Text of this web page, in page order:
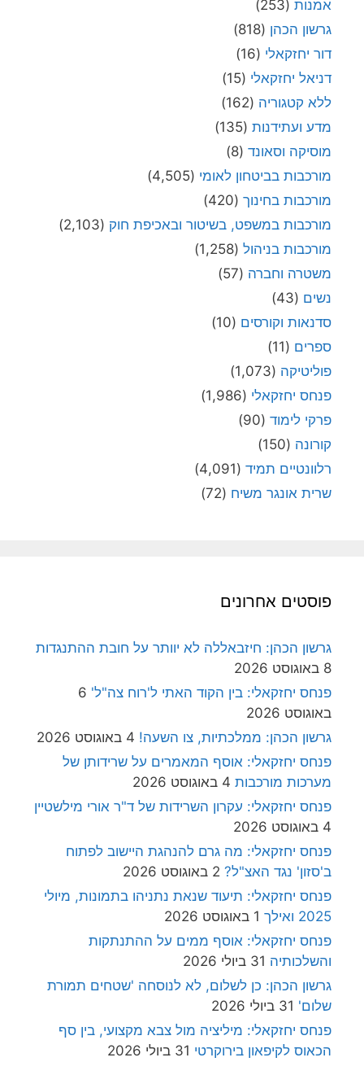
אמנות (253)
גרשון הכהן (818)
דור יחזקאלי (16)
דניאל יחזקאלי (15)
ללא קטגוריה (162)
מדע ועתידנות (135)
מוסיקה וסאונד (8)
מורכבות בביטחון לאומי (4,505)
מורכבות בחינוך (420)
מורכבות במשפט, בשיטור ובאכיפת חוק (2,103)
מורכבות בניהול (1,258)
משטרה וחברה (57)
נשים (43)
סדנאות וקורסים (10)
ספרים (11)
פוליטיקה (1,073)
פנחס יחזקאלי (1,986)
פרקי לימוד (90)
קורונה (150)
רלוונטיים תמיד (4,091)
שרית אונגר משיח (72)
פוסטים אחרונים
גרשון הכהן: חיזבאללה לא יוותר על חובת ההתנגדות
8 באוגוסט 2026
פנחס יחזקאלי: בין הקוד האתי ל'רוח צה"ל' 6
באוגוסט 2026
גרשון הכהן: ממלכתיות, צו השעה! 4 באוגוסט 2026
פנחס יחזקאלי: אוסף המאמרים על שרידותן של
מערכות מורכבות 4 באוגוסט 2026
פנחס יחזקאלי: עקרון השרידות של ד"ר אורי מילשטיין
4 באוגוסט 2026
פנחס יחזקאלי: מה גרם להנהגת היישוב לפתוח
ב'סזון' נגד האצ"ל? 2 באוגוסט 2026
פנחס יחזקאלי: תיעוד שנאת נתניהו בתמונות, מיולי
2025 ואילך
1 באוגוסט 2026
פנחס יחזקאלי: אוסף ממים על ההתנתקות
והשלכותיה 31 ביולי 2026
גרשון הכהן: כן לשלום, לא לנוסחה 'שטחים תמורת
שלום' 31 ביולי 2026
פנחס יחזקאלי: מיליציה מול צבא מקצועי, בין סף
הכאוס לקיפאון בירוקרטי 31 ביולי 2026